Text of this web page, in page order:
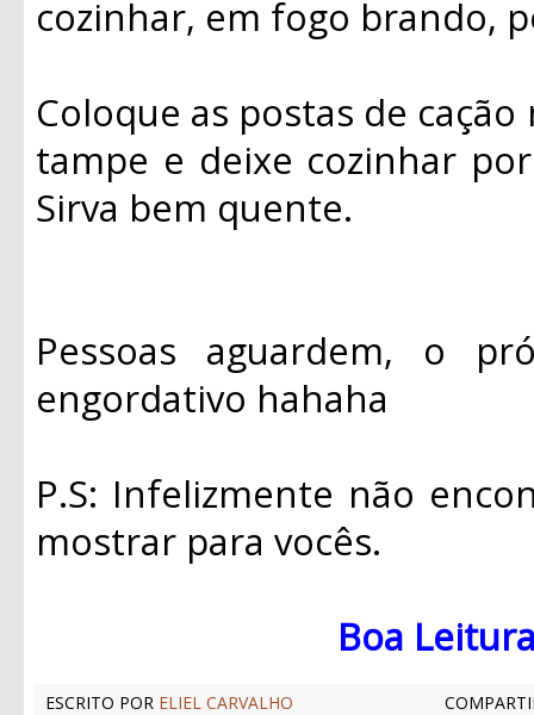
cozinhar, em fogo brando,
Coloque as postas de
tampe e deixe cozinhar
Sirva bem quente.
Pessoas aguardem, o
engordativo hahaha
P.S: Infelizmente não
mostrar para vocês.
Boa
ESCRITO POR ELIEL CARVALHO